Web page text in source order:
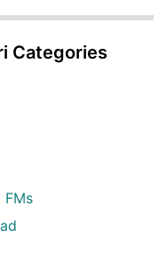
Categories
FMs